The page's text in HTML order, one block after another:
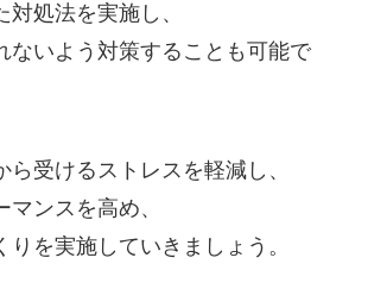
対処法を実施し、
ないよう対策することも可能で
ら受けるストレスを軽減し、
マンスを高め、
りを実施していきましょう。